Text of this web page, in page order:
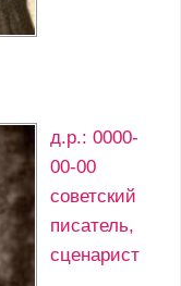
д.р.: 0000-
00-00
советский
писатель,
сценарист